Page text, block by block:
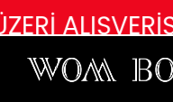
ÜCRETSİZ